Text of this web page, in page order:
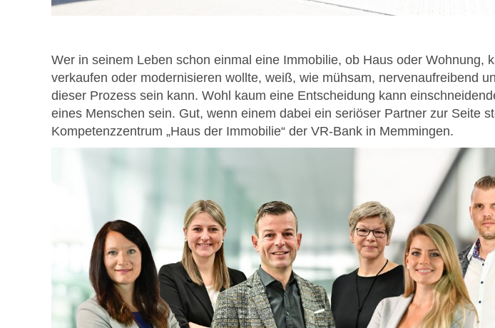
Wer in seinem Leben schon einmal eine Immobilie, ob Haus oder Wohnung,
verkaufen oder modernisieren wollte, weiß, wie mühsam, nervenaufreibend
dieser Prozess sein kann. Wohl kaum eine Entscheidung kann
eines Menschen sein. Gut, wenn einem dabei ein seriöser Partner zur Seite
Kompetenzzentrum „Haus der Immobilie“ der VR-Bank in Memmingen.